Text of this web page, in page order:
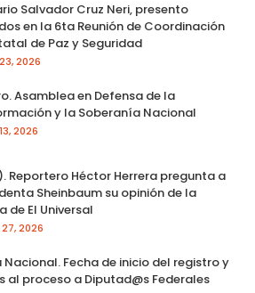
Salvador Cruz Neri, presento
en la 6ta Reunión de Coordinación
de Paz y Seguridad
2026
Asamblea en Defensa de la
y la Soberanía Nacional
2026
Reportero Héctor Herrera pregunta a
Sheinbaum su opinión de la
de El Universal
2026
Nacional. Fecha de inicio del registro y
al proceso a Diputad@s Federales